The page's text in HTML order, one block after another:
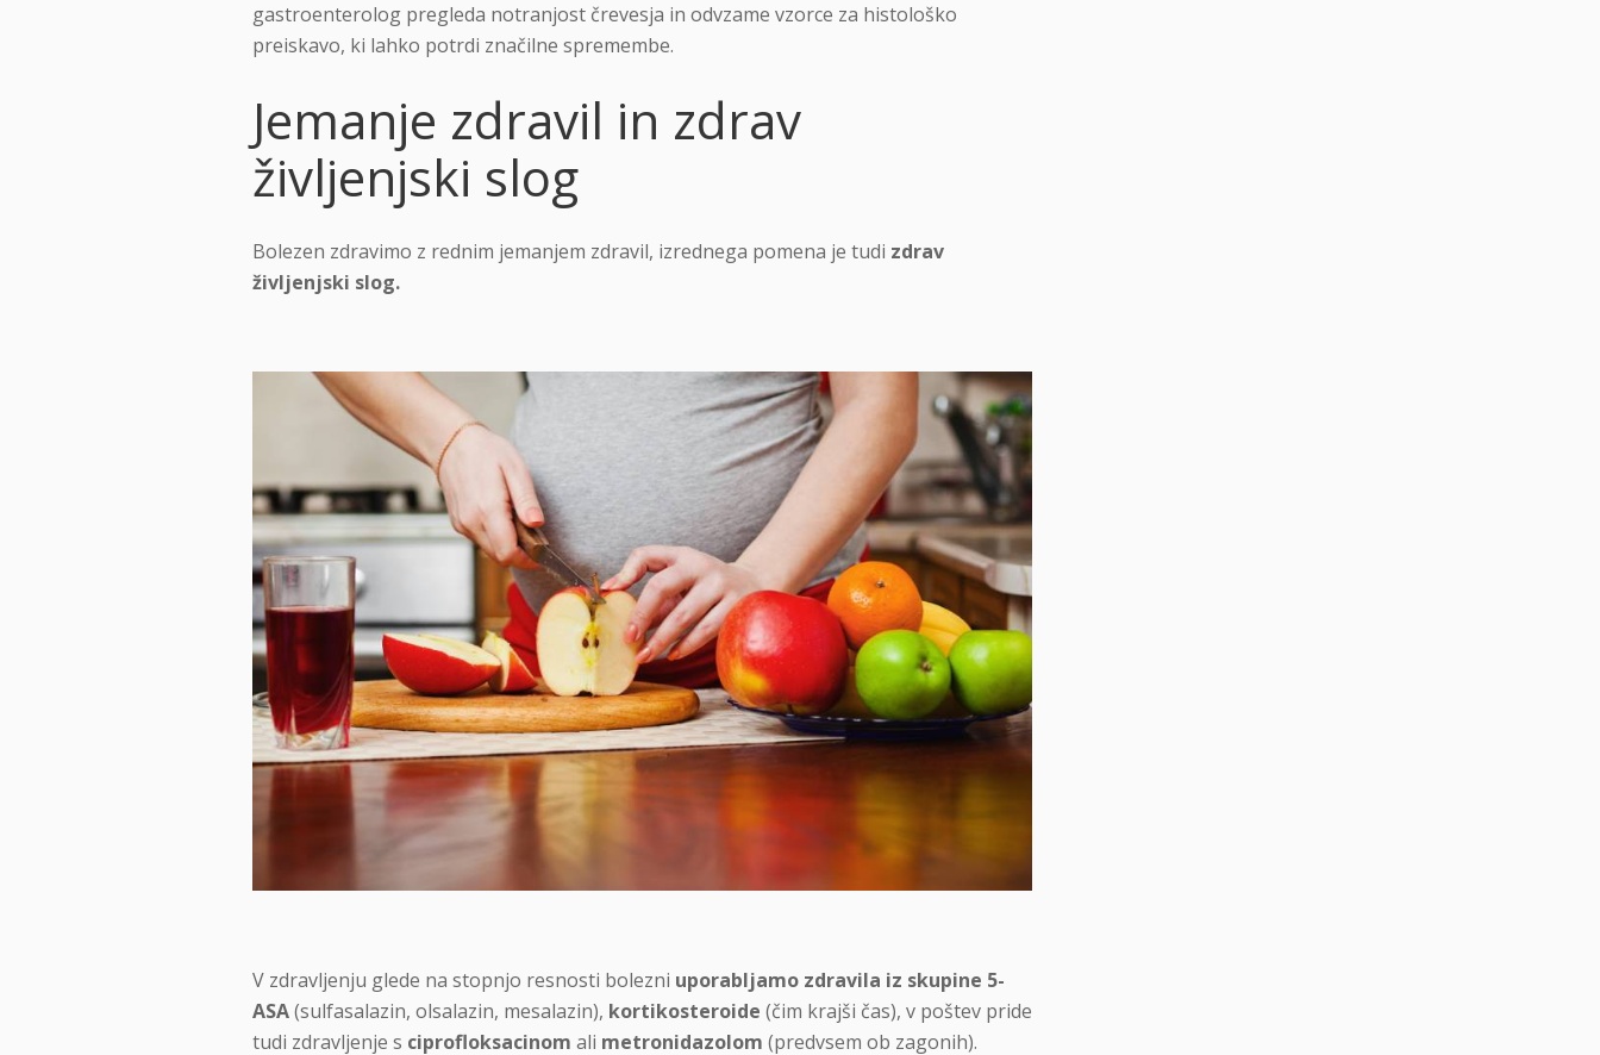
gastroenterolog pregleda notranjost črevesja in odvzame vzorce za histološko
preiskavo, ki lahko potrdi značilne spremembe.
Jemanje zdravil in zdrav
življenjski slog
Bolezen zdravimo z rednim jemanjem zdravil, izrednega pomena je tudi zdrav
življenjski slog.
V zdravljenju glede na stopnjo resnosti bolezni uporabljamo zdravila iz skupine 5-
ASA(sulfasalazin, olsalazin, mesalazin), kortikosteroide (čim krajši čas), v poštev pride
tudi zdravljenje s ciprofloksacinom ali metronidazolom (predvsem ob zagonih).